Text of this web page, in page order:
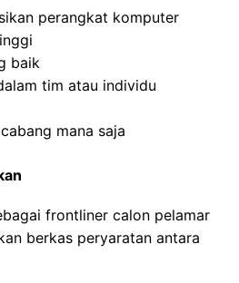
perangkat komputer
baik
tim atau individu
mana saja
frontliner calon pelamar
berkas peryaratan antara